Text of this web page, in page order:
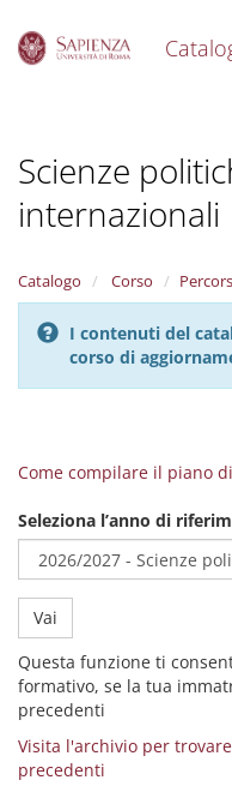
Scienze
internazionali
Catalogo Corso
I contenuti del
corso di
Come compilare il piano
Seleziona l’anno di
Vai
Questa funzione ti
formativo, se la tua
precedenti
Visita l'archivio per
precedenti